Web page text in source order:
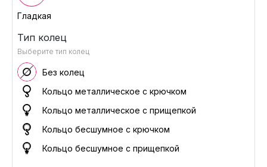
Гладкая
Тип колец
Выберите тип колец
Без колец
Кольцо металлическое с крючком
Кольцо металлическое с прищепкой
Кольцо бесшумное с крючком
Кольцо бесшумное с прищепкой